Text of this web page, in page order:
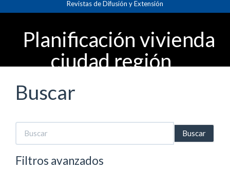
principal
principal
Barra
Revistas de Difusión y Extensión
Planificación vivienda
ciudad región
Buscar
Buscar
artículos
por
Filtros avanzados